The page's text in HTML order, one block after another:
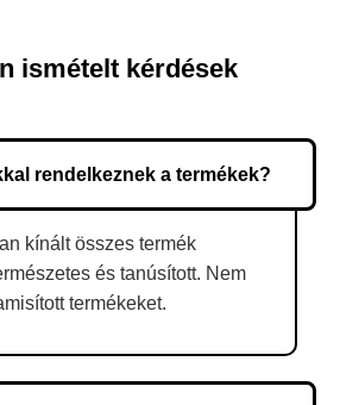
ismételt kérdések
rendelkeznek a termékek?
kínált összes termék
és tanúsított. Nem
termékeket.